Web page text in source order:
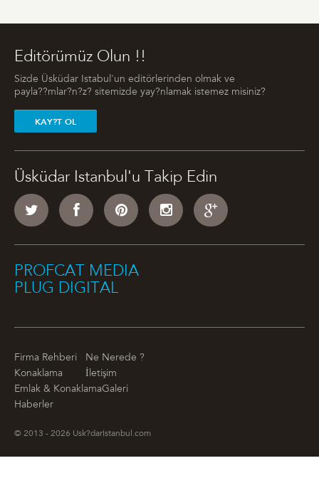
Editörümüz Olun !!
Sizde Üsküdar Istabul'un editörlerinden olmak ve
payla??mlar?n?z? sitemizde yay?nlamak istemez misiniz?
KAY?T OL
Üsküdar Istanbul'u Takip Edin
PROFCAT MEDIA
PLUG DIGITAL
Firma Rehberi
Ne Nerede ?
Konaklama
İletişim
Emlak & KonaklamaGaleri
Haberler
© 2013 - 2026 Usk?darIstanbul.com